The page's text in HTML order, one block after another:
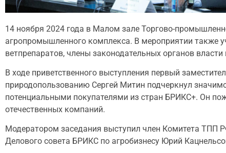
14 ноября 2024 года в Малом зале Торгово-
агропромышленного комплекса. В мероприятии также
ветпрепаратов, члены законодательных органов
В ходе приветственного выступления первый
природопользованию Сергей Митин подчеркнул
потенциальными покупателями из стран БРИКС+. Он
отечественных компаний.
Модератором заседания выступил член Комитета ТПП
Делового совета БРИКС по агробизнесу Юрий